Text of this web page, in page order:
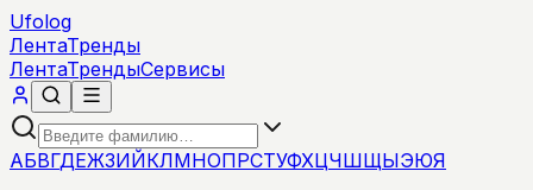
Ufolog
ЛентаТренды
ЛентаТрендыСервисы
АБВГДЕЖЗИЙКЛМНОПРСТУФХЦЧШЩЫЭЮЯ